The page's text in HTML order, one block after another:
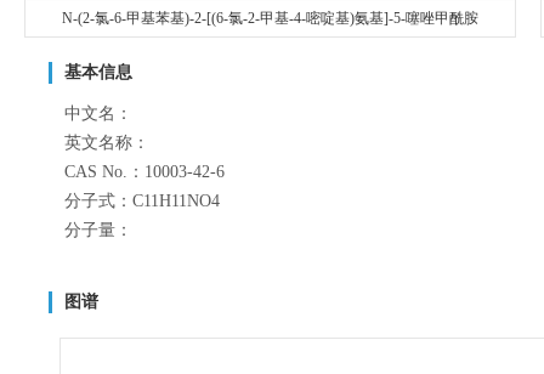
N-(2-氯-6-甲基苯基)-2-[(6-氯-2-甲基-4-嘧啶基)氨基]-5-噻唑甲酰胺
基本信息
中文名：
英文名称：
CAS No.：10003-42-6
分子式：C11H11NO4
分子量：
图谱